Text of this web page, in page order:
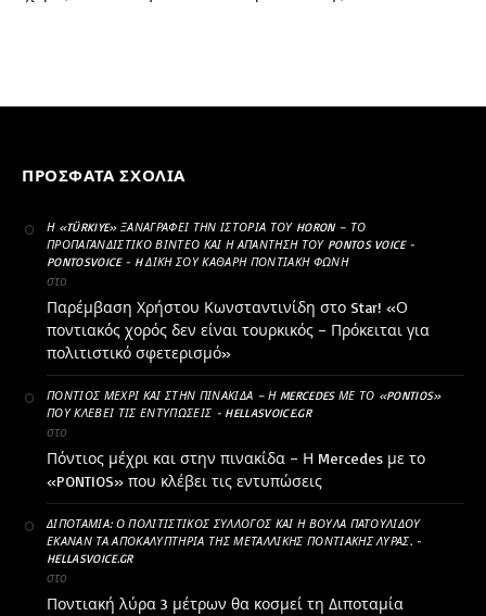
ΠΡΌΣΦΑΤΑ ΣΧΌΛΙΑ
Η «TÜRKIYE» ΞΑΝΑΓΡΆΦΕΙ ΤΗΝ ΙΣΤΟΡΊΑ ΤΟΥ HORON – ΤΟ
ΠΡΟΠΑΓΑΝΔΙΣΤΙΚΌ ΒΊΝΤΕΟ ΚΑΙ Η ΑΠΆΝΤΗΣΗ ΤΟΥ PONTOS VOICE -
PONTOSVOICE - H ΔΙΚΉ ΣΟΥ ΚΑΘΑΡΗ ΠΟΝΤΙΑΚΉ ΦΩΝΉ
στο
Παρέμβαση Χρήστου Κωνσταντινίδη στο Star! «Ο
ποντιακός χορός δεν είναι τουρκικός – Πρόκειται για
πολιτιστικό σφετερισμό»
ΠΌΝΤΙΟΣ ΜΈΧΡΙ ΚΑΙ ΣΤΗΝ ΠΙΝΑΚΊΔΑ – Η MERCEDES ΜΕ ΤΟ «PONTIOS»
ΠΟΥ ΚΛΈΒΕΙ ΤΙΣ ΕΝΤΥΠΏΣΕΙΣ - HELLASVOICE.GR
στο
Πόντιος μέχρι και στην πινακίδα – Η Mercedes με το
«PONTIOS» που κλέβει τις εντυπώσεις
ΔΙΠΟΤΑΜΊΑ: Ο ΠΟΛΙΤΙΣΤΙΚΌΣ ΣΎΛΛΟΓΟΣ ΚΑΙ Η ΒΟΎΛΑ ΠΑΤΟΥΛΊΔΟΥ
ΈΚΑΝΑΝ ΤΑ ΑΠΟΚΑΛΥΠΤΉΡΙΑ ΤΗΣ ΜΕΤΑΛΛΙΚΉΣ ΠΟΝΤΙΑΚΉΣ ΛΎΡΑΣ. -
HELLASVOICE.GR
στο
Ποντιακή λύρα 3 μέτρων θα κοσμεί τη Διποταμία